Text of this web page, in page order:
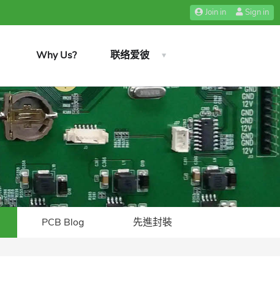
Join in Sign in
Why Us? 联络爱彼
PCB Blog 先進封裝​